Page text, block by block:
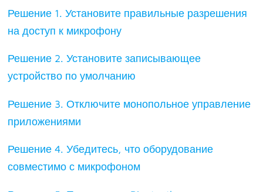
Решение 1. Установите правильные разрешения
на доступ к микрофону
Решение 2. Установите записывающее
устройство по умолчанию
Решение 3. Отключите монопольное управление
приложениями
Решение 4. Убедитесь, что оборудование
совместимо с микрофоном